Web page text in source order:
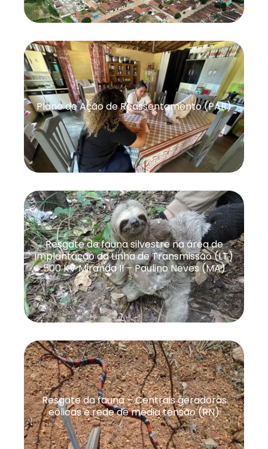
Plano de Ação de Reassentamento (PAR)
Resgate de fauna silvestre na área de
implantação da Linha de Transmissão (LT)
500 KV Miranda II – Paulino Neves (MA)
Resgate da fauna – Centrais geradoras
eólicas e rede de média tensão (RN)